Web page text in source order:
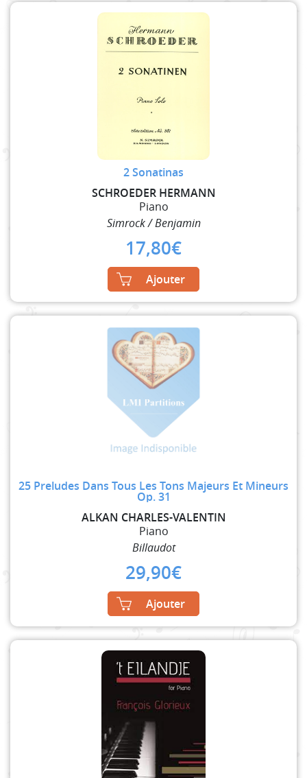
2 Sonatinas
SCHROEDER HERMANN
Piano
Simrock / Benjamin
17,80€
Ajouter
25 Preludes Dans Tous Les Tons Majeurs Et Mineurs
Op. 31
ALKAN CHARLES-VALENTIN
Piano
Billaudot
29,90€
Ajouter